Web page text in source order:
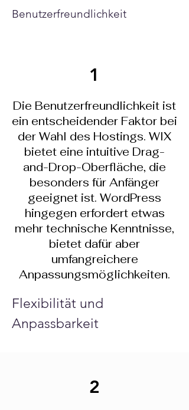
Benutzerfreundlichkeit
1
Die Benutzerfreundlichkeit ist
ein entscheidender Faktor bei
der Wahl des Hostings. WIX
bietet eine intuitive Drag-
and-Drop-Oberfläche, die
besonders für Anfänger
geeignet ist. WordPress
hingegen erfordert etwas
mehr technische Kenntnisse,
bietet dafür aber
umfangreichere
Anpassungsmöglichkeiten.
Flexibilität und
Anpassbarkeit
2